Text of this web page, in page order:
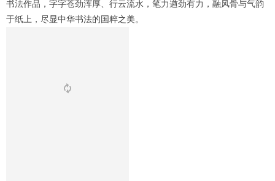
书法作品，字字苍劲浑厚、行云流水，笔力遒劲有力，融风骨与气韵
于纸上，尽显中华书法的国粹之美。